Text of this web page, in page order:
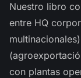
Nuestro libro
entre HQ
con plantas